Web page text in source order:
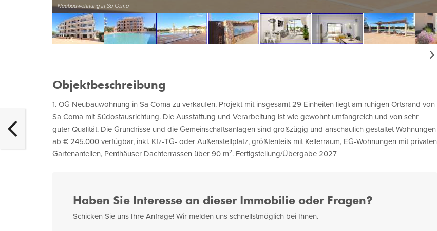
Neubauwohnung in Sa Coma
Objektbeschreibung
1. OG Neubauwohnung in Sa Coma zu verkaufen. Projekt mit insgesamt 29 Einheiten liegt am ruhigen Ortsrand von
Sa Coma mit Südostausrichtung. Die Ausstattung und Verarbeitung ist wie gewohnt umfangreich und von sehr
guter Qualität. Die Grundrisse und die Gemeinschaftsanlagen sind großzügig und anschaulich gestaltet Wohnungen
ab € 245.000 verfügbar, inkl. Kfz-TG- oder Außenstellplatz, größtenteils mit Kellerraum, EG-Wohnungen mit privaten
Gartenanteilen, Penthäuser Dachterrassen über 90 m². Fertigstellung/Übergabe 2027
Haben Sie Interesse an dieser Immobilie oder Fragen?
Schicken Sie uns Ihre Anfrage! Wir melden uns schnellstmöglich bei Ihnen.